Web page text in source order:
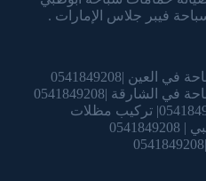
فيبر جلاس الإمارات .
|0541849208
|0541849208